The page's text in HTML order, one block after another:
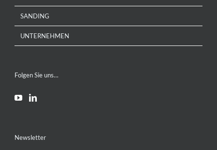
SANDING
UNTERNEHMEN
Folgen Sie uns…
Newsletter